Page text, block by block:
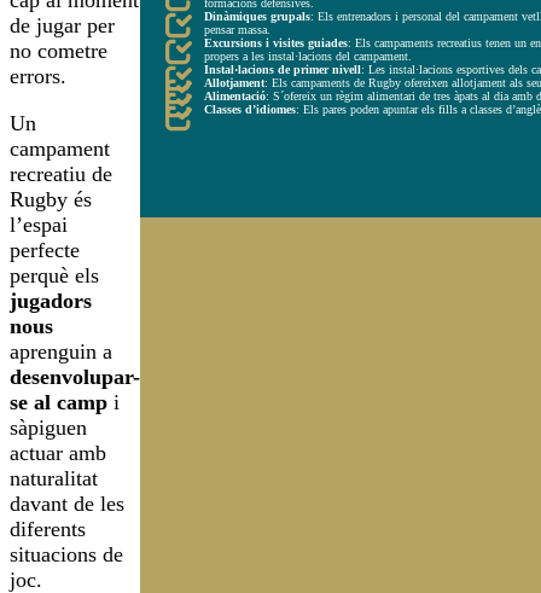
de jugar per
no cometre
errors.
Un
campament
recreatiu de
Rugby és
l’espai
perfecte
perquè els
jugadors
nous
aprenguin a
desenvolupar-
se al camp i
sàpiguen
actuar amb
naturalitat
davant de les
diferents
situacions de
joc.
formacions defensives.
Dinàmiques grupals: Els entrenadors i personal del campament
pensar massa.
Excursions i visites guiades: Els campaments recreatius tenen un
propers a les instal·lacions del campament.
Instal·lacions de primer nivell: Les instal·lacions esportives dels
Allotjament: Els campaments de Rugby ofereixen allotjament als
Alimentació: S´ofereix un règim alimentari de tres àpats al dia amb
Classes d’idiomes: Els pares poden apuntar els fills a classes